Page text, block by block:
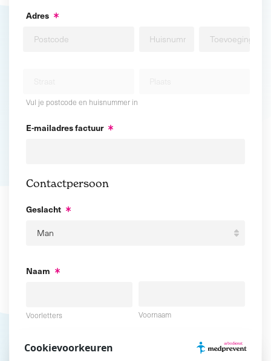
Adres
Vul je postcode en huisnummer in
E-mailadres factuur
Contactpersoon
Geslacht
Naam
Voorletters Voornaam
Cookievoorkeuren